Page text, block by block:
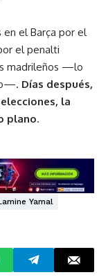
en el Barça por el
el penalti
madrileños —lo
Días después,
la
plano.
Yamal